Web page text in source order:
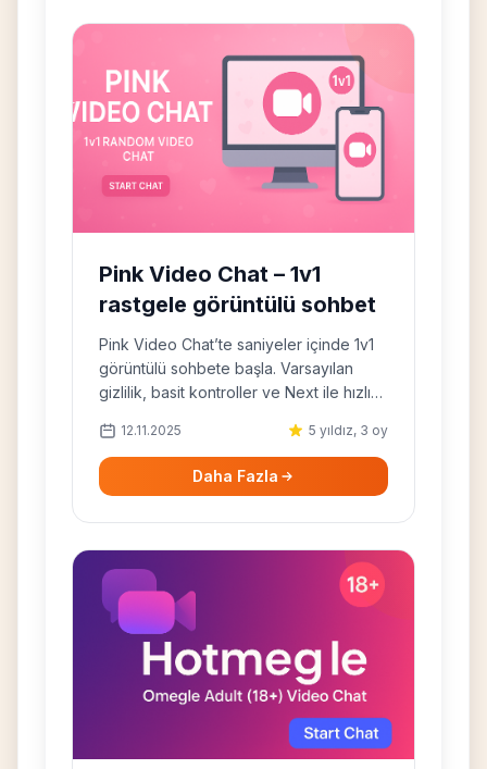
Pink Video Chat – 1v1
rastgele görüntülü sohbet
Pink Video Chat’te saniyeler içinde 1v1
görüntülü sohbete başla. Varsayılan
gizlilik, basit kontroller ve Next ile hızlı
12.11.2025 5 yıldız, 3 oy
Daha Fazla